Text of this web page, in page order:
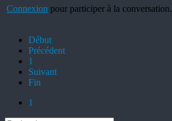
Connexion pour participer à la conversation.
Début
Précédent
1
Suivant
Fin
1